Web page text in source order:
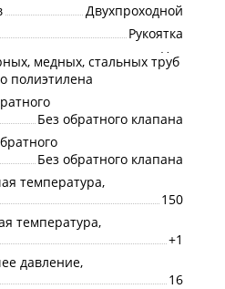
Двухпроходной
Рукоятка
Нет
медных, стальных труб
полиэтилена
Без обратного клапана
Без обратного клапана
температура,
150
температура,
+1
давление,
16